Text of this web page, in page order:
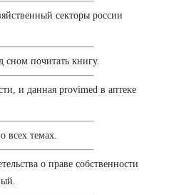
секторы россии
сном почитать книгу.
и данная provimed в аптеке
всех темах.
о праве собственности